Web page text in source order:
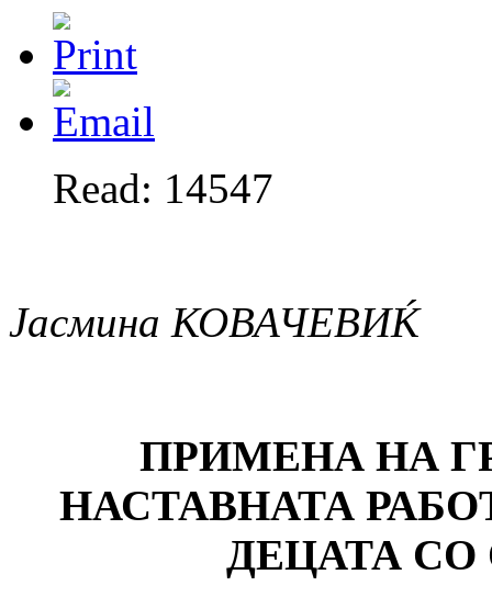
Read: 14547
Јасмина КОВАЧЕВИЌ
ПРИМЕНА НА
НАСТАВНАТА
ДЕЦАТА